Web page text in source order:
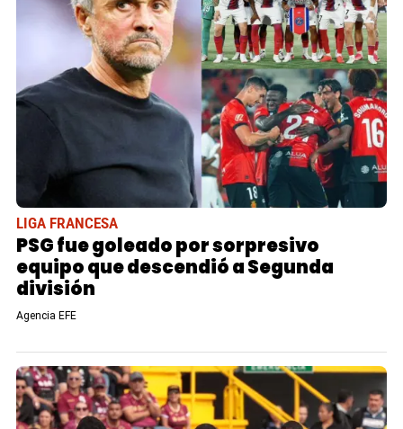
LIGA FRANCESA
PSG fue goleado por sorpresivo
equipo que descendió a Segunda
división
Agencia EFE